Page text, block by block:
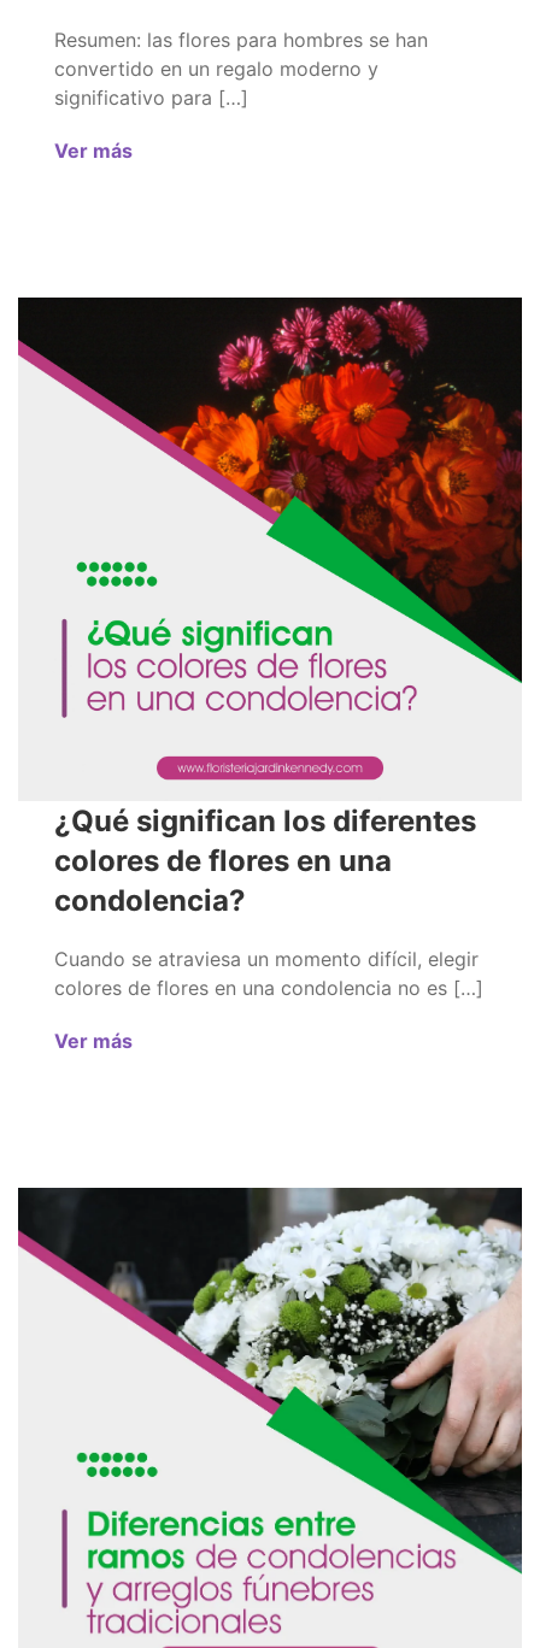
Resumen: las flores para hombres se han
convertido en un regalo moderno y
significativo para […]
Ver más
¿Qué significan los diferentes
colores de flores en una
condolencia?
Cuando se atraviesa un momento difícil, elegir
colores de flores en una condolencia no es […]
Ver más